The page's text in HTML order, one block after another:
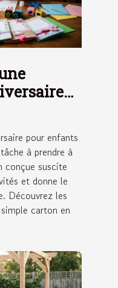
pour enfants
à prendre à
conçue suscite
et donne le
Découvrez les
carton en